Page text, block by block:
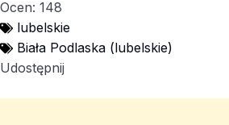
Ocen: 148
lubelskie
Biała Podlaska (lubelskie)
Udostępnij